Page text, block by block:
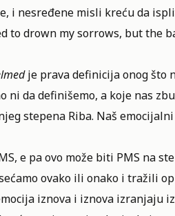
i nesređene misli kreću da
to drown my sorrows, but the
je prava definicija onog što
ni da definišemo, a koje nas
stepena Riba. Naš
e pa ovo može biti PMS na
ovako ili onako i tražili
iznova i iznova izranjaju